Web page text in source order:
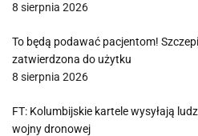
8 sierpnia 2026
To będą podawać pacjentom!
zatwierdzona do użytku
8 sierpnia 2026
FT: Kolumbijskie kartele wysyłają
wojny dronowej